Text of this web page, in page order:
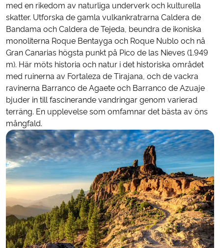
med en rikedom av naturliga underverk och kulturella
skatter. Utforska de gamla vulkankratrarna Caldera de
Bandama och Caldera de Tejeda, beundra de ikoniska
monoliterna Roque Bentayga och Roque Nublo och nå
Gran Canarias högsta punkt på Pico de las Nieves (1.949
m). Här möts historia och natur i det historiska området
med ruinerna av Fortaleza de Tirajana, och de vackra
ravinerna Barranco de Agaete och Barranco de Azuaje
bjuder in till fascinerande vandringar genom varierad
terräng. En upplevelse som omfamnar det bästa av öns
mångfald.